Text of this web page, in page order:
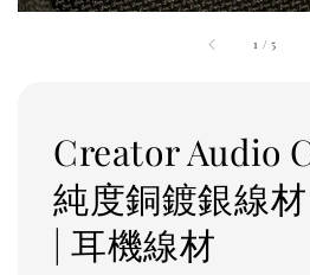
1 /5
Creator Audio
純度銅鍍銀線
| 耳機線材